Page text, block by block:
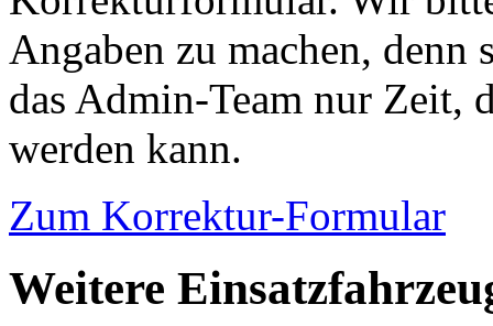
Angaben zu machen,
das Admin-Team nur Zeit,
werden kann.
Zum Korrektur-Formular
Weitere